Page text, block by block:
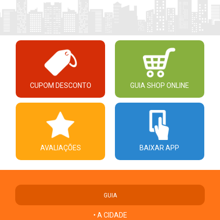
CUPOM DESCONTO GUIA SHOP ONLINE
AVALIAÇÕES BAIXAR APP
GUIA
• A CIDADE